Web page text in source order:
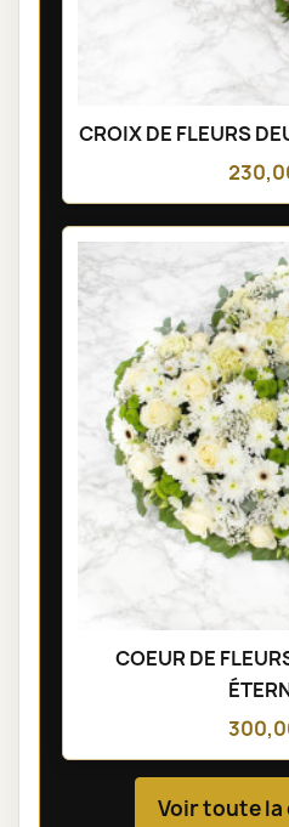
CROIX DE FLEURS
COEUR DE
Voir toute